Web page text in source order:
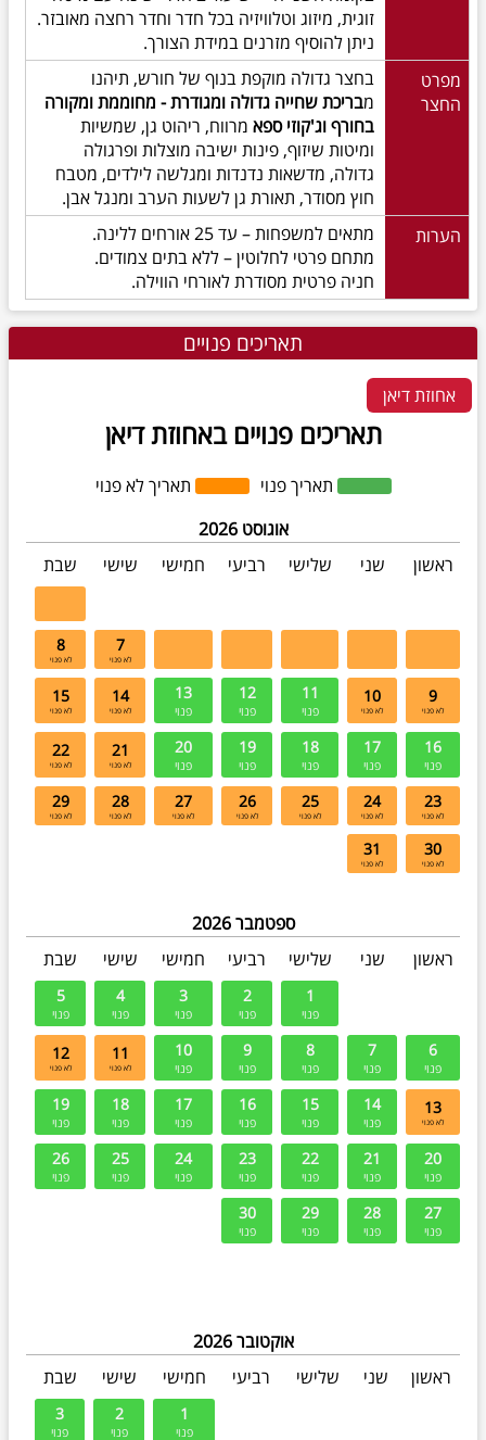
זוגית, מיזוג וטלוויזיה בכל חדר וחדר רחצה מאובזר.
ניתן להוסיף מזרנים במידת הצורך.
מפרט
החצר
בחצר גדולה מוקפת בנוף של חורש, תיהנו
מבריכת שחייה גדולה ומגודרת - מחוממת ומקורה
בחורף וג'קוזי ספא מרווח, ריהוט גן, שמשיות
ומיטות שיזוף, פינות ישיבה מוצלות ופרגולה
גדולה, מדשאות נדנדות ומגלשה לילדים, מטבח
חוץ מסודר, תאורת גן לשעות הערב ומנגל אבן.
הערות
מתאים למשפחות – עד 25 אורחים ללינה.
מתחם פרטי לחלוטין – ללא בתים צמודים.
חניה פרטית מסודרת לאורחי הווילה.
תאריכים פנויים
אחוזת דיאן